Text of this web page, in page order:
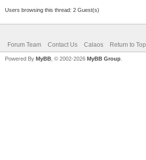
Users browsing this thread: 2 Guest(s)
Forum Team Contact Us Calaos Return to Top
Powered By MyBB , © 2002-2026 MyBB Group